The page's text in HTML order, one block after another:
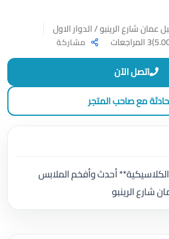
عمان شارع الرينبو / الدوار الاول
3 المراجعات مشاركة
اتصل الآن
مع صاحب المتجر
الكلاسيكية** أحدث وأفخم الملابس
شارع الرينبو